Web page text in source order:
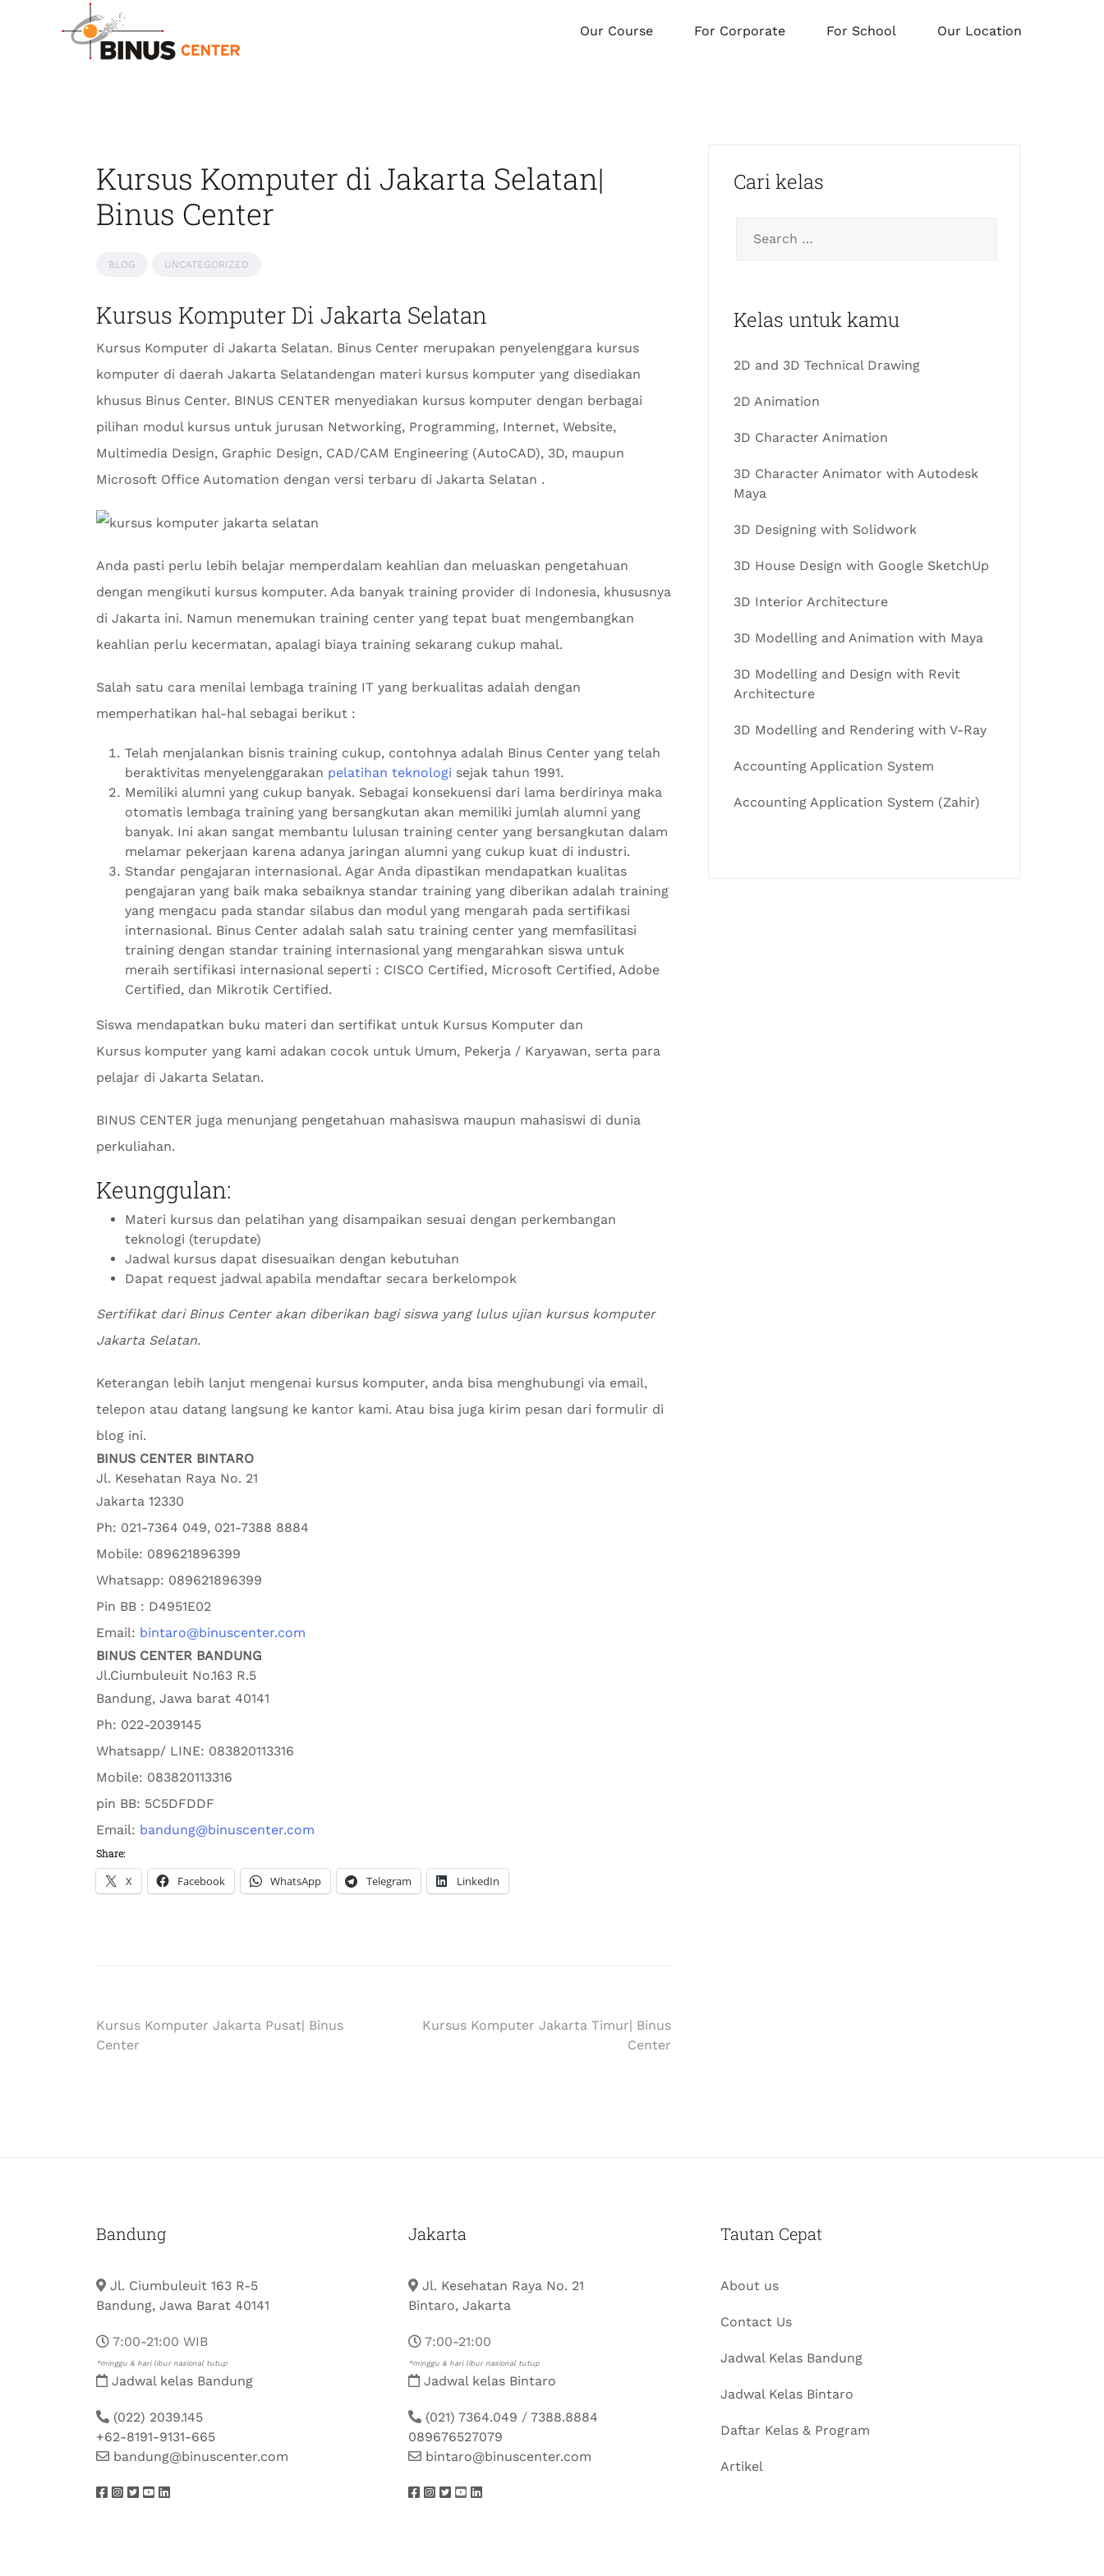
Our Course For Corporate For School Our Location
Kursus Komputer di Jakarta Selatan|
Binus Center
BLOG UNCATEGORIZED
Kursus Komputer Di Jakarta Selatan
Kursus Komputer di Jakarta Selatan. Binus Center merupakan penyelenggara kursus
komputer di daerah Jakarta Selatandengan materi kursus komputer yang disediakan
khusus Binus Center. BINUS CENTER menyediakan kursus komputer dengan berbagai
pilihan modul kursus untuk jurusan Networking, Programming, Internet, Website,
Multimedia Design, Graphic Design, CAD/CAM Engineering (AutoCAD), 3D, maupun
Microsoft Office Automation dengan versi terbaru di Jakarta Selatan .
Anda pasti perlu lebih belajar memperdalam keahlian dan meluaskan pengetahuan
dengan mengikuti kursus komputer. Ada banyak training provider di Indonesia, khususnya
di Jakarta ini. Namun menemukan training center yang tepat buat mengembangkan
keahlian perlu kecermatan, apalagi biaya training sekarang cukup mahal.
Salah satu cara menilai lembaga training IT yang berkualitas adalah dengan
memperhatikan hal-hal sebagai berikut :
Telah menjalankan bisnis training cukup, contohnya adalah Binus Center yang telah
beraktivitas menyelenggarakan pelatihan teknologi sejak tahun 1991.
Memiliki alumni yang cukup banyak. Sebagai konsekuensi dari lama berdirinya maka
otomatis lembaga training yang bersangkutan akan memiliki jumlah alumni yang
banyak. Ini akan sangat membantu lulusan training center yang bersangkutan dalam
melamar pekerjaan karena adanya jaringan alumni yang cukup kuat di industri.
Standar pengajaran internasional. Agar Anda dipastikan mendapatkan kualitas
pengajaran yang baik maka sebaiknya standar training yang diberikan adalah training
yang mengacu pada standar silabus dan modul yang mengarah pada sertifikasi
internasional. Binus Center adalah salah satu training center yang memfasilitasi
training dengan standar training internasional yang mengarahkan siswa untuk
meraih sertifikasi internasional seperti : CISCO Certified, Microsoft Certified, Adobe
Certified, dan Mikrotik Certified.
Siswa mendapatkan buku materi dan sertifikat untuk Kursus Komputer dan
Kursus komputer yang kami adakan cocok untuk Umum, Pekerja / Karyawan, serta para
pelajar di Jakarta Selatan.
BINUS CENTER juga menunjang pengetahuan mahasiswa maupun mahasiswi di dunia
perkuliahan.
Keunggulan:
Materi kursus dan pelatihan yang disampaikan sesuai dengan perkembangan
teknologi (terupdate)
Jadwal kursus dapat disesuaikan dengan kebutuhan
Dapat request jadwal apabila mendaftar secara berkelompok
Sertifikat dari Binus Center akan diberikan bagi siswa yang lulus ujian kursus komputer
Jakarta Selatan.
Keterangan lebih lanjut mengenai kursus komputer, anda bisa menghubungi via email,
telepon atau datang langsung ke kantor kami. Atau bisa juga kirim pesan dari formulir di
blog ini.
BINUS CENTER BINTARO
Jl. Kesehatan Raya No. 21
Jakarta 12330
Ph: 021-7364 049, 021-7388 8884
Mobile: 089621896399
Whatsapp: 089621896399
Pin BB : D4951E02
Email: bintaro@binuscenter.com
BINUS CENTER BANDUNG
Jl.Ciumbuleuit No.163 R.5
Bandung, Jawa barat 40141
Ph: 022-2039145
Whatsapp/ LINE: 083820113316
Mobile: 083820113316
pin BB: 5C5DFDDF
Email: bandung@binuscenter.com
Share:
X Facebook WhatsApp Telegram LinkedIn
Kursus Komputer Jakarta Pusat| Binus
Center
Kursus Komputer Jakarta Timur| Binus
Center
Cari kelas
Kelas untuk kamu
2D and 3D Technical Drawing
2D Animation
3D Character Animation
3D Character Animator with Autodesk
Maya
3D Designing with Solidwork
3D House Design with Google SketchUp
3D Interior Architecture
3D Modelling and Animation with Maya
3D Modelling and Design with Revit
Architecture
3D Modelling and Rendering with V-Ray
Accounting Application System
Accounting Application System (Zahir)
Bandung
Jl. Ciumbuleuit 163 R-5
Bandung, Jawa Barat 40141
7:00-21:00 WIB
*minggu & hari libur nasional tutup
Jadwal kelas Bandung
(022) 2039.145
+62-8191-9131-665
bandung@binuscenter.com
Jakarta
Jl. Kesehatan Raya No. 21
Bintaro, Jakarta
7:00-21:00
*minggu & hari libur nasional tutup
Jadwal kelas Bintaro
(021) 7364.049 / 7388.8884
089676527079
bintaro@binuscenter.com
Tautan Cepat
About us
Contact Us
Jadwal Kelas Bandung
Jadwal Kelas Bintaro
Daftar Kelas & Program
Artikel